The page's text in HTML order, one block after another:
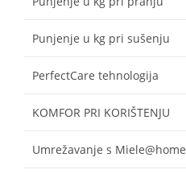
Punjenje u kg pri sušenju
PerfectCare tehnologija
KOMFOR PRI KORIŠTENJU
Umrežavanje s Miele@home